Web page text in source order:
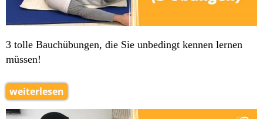
3 tolle Bauchübungen, die Sie unbedingt kennen lernen
müssen!
weiterlesen